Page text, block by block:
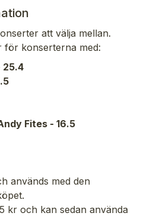
att välja mellan.
för konserterna med:
25.4
Fites - 16.5
används med den
kr och kan sedan använda